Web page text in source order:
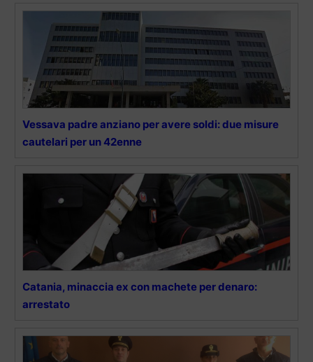
Vessava padre anziano per avere soldi: due misure
cautelari per un 42enne
Catania, minaccia ex con machete per denaro:
arrestato